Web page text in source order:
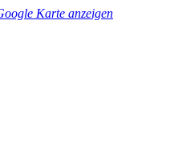
Karte anzeigen